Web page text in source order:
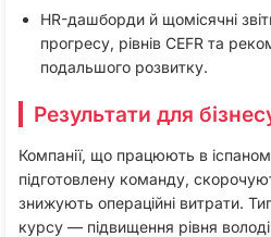
HR-дашборди й щомісячні
прогресу, рівнів CEFR та
подальшого розвитку.​
Результати для
Компанії, що працюють в
підготовлену команду,
знижують операційні витрати.
курсу — підвищення рівня